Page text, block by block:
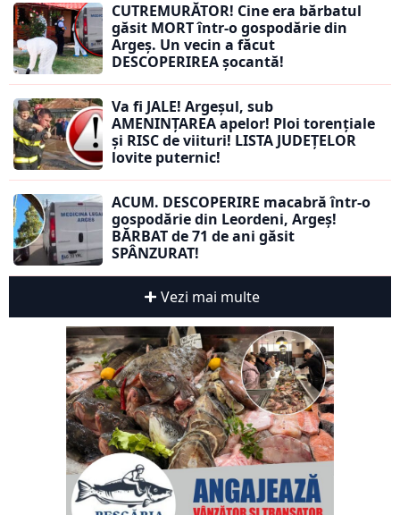
CUTREMURĂTOR! Cine era bărbatul
găsit MORT într-o gospodărie din
Argeș. Un vecin a făcut
DESCOPERIREA șocantă!
Va fi JALE! Argeșul, sub
AMENINȚAREA apelor! Ploi torențiale
și RISC de viituri! LISTA JUDEȚELOR
lovite puternic!
ACUM. DESCOPERIRE macabră într-o
gospodărie din Leordeni, Argeș!
BĂRBAT de 71 de ani găsit
SPÂNZURAT!
Vezi mai multe